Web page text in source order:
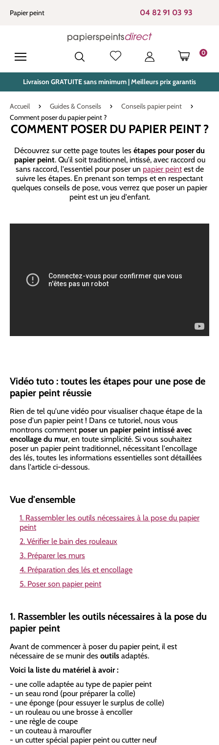
principal
Papier peint 04 82 91 03 93
0
LE
Livraison GRATUITE sans minimum | Meilleurs prix garantis
Accueil Guides & Conseils
Conseils papier peint
Comment poser du papier peint ?
COMMENT POSER DU PAPIER PEINT ?
Découvrez sur cette page toutes les étapes pour poser du
papier peint. Qu'il soit traditionnel, intissé, avec raccord ou
sans raccord, l'essentiel pour poser un papier peintest de
suivre les étapes. En prenant son temps et en respectant
quelques conseils de pose, vous verrez que poser un papier
peint est un jeu d'enfant.
Vidéo tuto : toutes les étapes pour une pose de
papier peint réussie
Rien de tel qu'une vidéo pour visualiser chaque étape de la
pose d'un papier peint ! Dans ce tutoriel, nous vous
montrons comment poser un papier peint intissé avec
encollage du mur, en toute simplicité. Si vous souhaitez
poser un papier peint traditionnel, nécessitant l'encollage
des lés, toutes les informations essentielles sont détaillées
dans l'article ci-dessous.
Vue d'ensemble
1. Rassembler les outils nécessaires à la pose du papier
peint
2. Vérifier le bain des rouleaux
3. Préparer les murs
4. Préparation des lés et encollage
5. Poser son papier peint
1. Rassembler les outils nécessaires à la pose du
papier peint
Avant de commencer à poser du papier peint, il est
nécessaire de se munir des outils adaptés.
Voici la liste du matériel à avoir :
- une colle adaptée au type de papier peint
- un seau rond (pour préparer la colle)
- une éponge (pour essuyer le surplus de colle)
- un rouleau ou une brosse à encoller
- une règle de coupe
- un couteau à maroufler
- un cutter spécial papier peint ou cutter neuf